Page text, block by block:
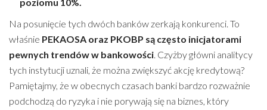
poziomu 10%.
Na posunięcie tych dwóch banków zerkają konkurenci. To
właśnie PEKAOSA oraz PKOBP są często inicjatorami
pewnych trendów w bankowości. Czyżby główni analitycy
tych instytucji uznali, że można zwiększyć akcję kredytową?
Pamiętajmy, że w obecnych czasach banki bardzo rozważnie
podchodzą do ryzyka i nie porywają się na biznes, który